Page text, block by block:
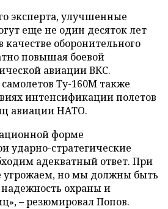
эксперта, улучшенные
еще не один десяток лет
качестве оборонительного
повышая боевой
авиации ВКС.
Ту-160М также
интенсификации полетов
авиации НАТО.
форме
ударно-стратегические
адекватный ответ. При
но мы должны быть
охраны и
– резюмировал Попов.